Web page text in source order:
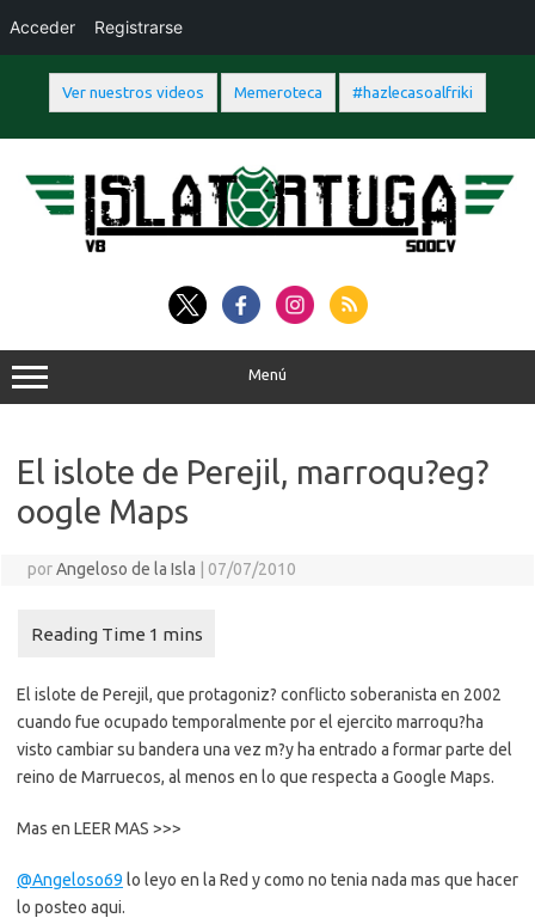
Ver nuestros videos Memeroteca #hazlecasoalfriki
contenido
Menú
El islote de Perejil, marroqu?eg?
oogle Maps
porAngeloso de la Isla 07/07/2010
El islote de Perejil, que protagoniz? conflicto soberanista en 2002
cuando fue ocupado temporalmente por el ejercito marroqu?ha
visto cambiar su bandera una vez m?y ha entrado a formar parte del
reino de Marruecos, al menos en lo que respecta a Google Maps.
Mas en LEER MAS >>>
@Angeloso69 lo leyo en la Red y como no tenia nada mas que hacer
lo posteo aqui.
Acceder Registrarse